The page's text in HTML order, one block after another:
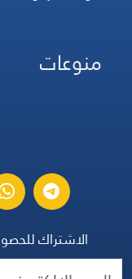
منوعات
الاشتراك